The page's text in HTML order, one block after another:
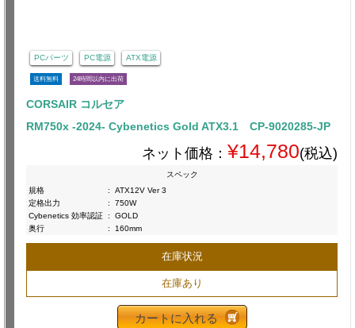
PCパーツ PC電源 ATX電源
送料無料 24時間以内に出荷
CORSAIR コルセア
RM750x -2024- Cybenetics Gold ATX3.1 CP-9020285-JP
ネット価格： ¥14,780(税込)
スペック
規格
:
ATX12V Ver 3
定格出力
:
750W
Cybenetics 効率認証 :
GOLD
奥行
: 160mm
在庫状況
在庫あり
カートに入れる